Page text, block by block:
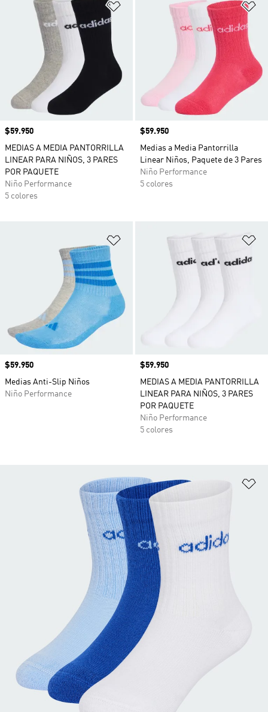
Añadir a la lista de deseos
Precio
$59.950
MEDIAS A MEDIA PANTORRILLA
LINEAR PARA NIÑOS, 3 PARES
POR PAQUETE
Niño Performance
5 colores
Precio
$59.950
Medias a Media Pantorrilla
Linear Niños, Paquete de 3 Pares
Niño Performance
5 colores
Añadir a la lista de deseos
Precio
$59.950
Medias Anti-Slip Niños
Niño Performance
Precio
$59.950
MEDIAS A MEDIA PANTORRILLA
LINEAR PARA NIÑOS, 3 PARES
POR PAQUETE
Niño Performance
5 colores